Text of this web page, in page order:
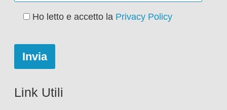
Ho letto e accetto la Privacy Policy
Link Utili